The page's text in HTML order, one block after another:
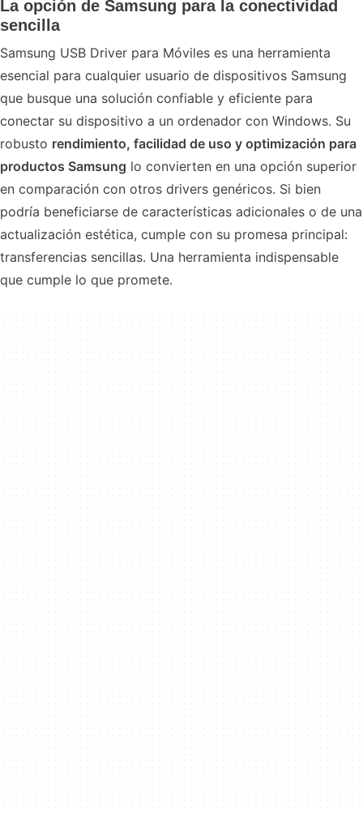
La opción de Samsung para la conectividad
sencilla
Samsung USB Driver para Móviles es una herramienta
esencial para cualquier usuario de dispositivos Samsung
que busque una solución confiable y eficiente para
conectar su dispositivo a un ordenador con Windows. Su
robusto rendimiento, facilidad de uso y optimización para
productos Samsung lo convierten en una opción superior
en comparación con otros drivers genéricos. Si bien
podría beneficiarse de características adicionales o de una
actualización estética, cumple con su promesa principal:
transferencias sencillas. Una herramienta indispensable
que cumple lo que promete.